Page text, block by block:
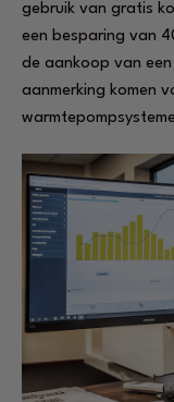
gebruik van gratis
een besparing van
de aankoop van
aanmerking komen